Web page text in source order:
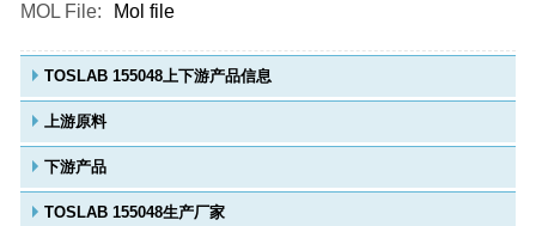
MOL File: Mol file
TOSLAB 155048上下游产品信息
上游原料
下游产品
TOSLAB 155048生产厂家